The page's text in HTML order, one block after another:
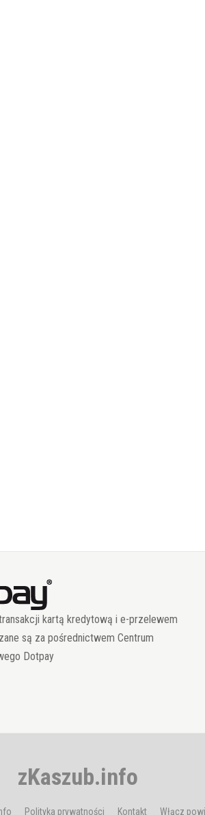
kartą kredytową i e-przelewem
są za pośrednictwem Centrum
Dotpay
zKaszub.info
Polityka prywatności Kontakt Włącz